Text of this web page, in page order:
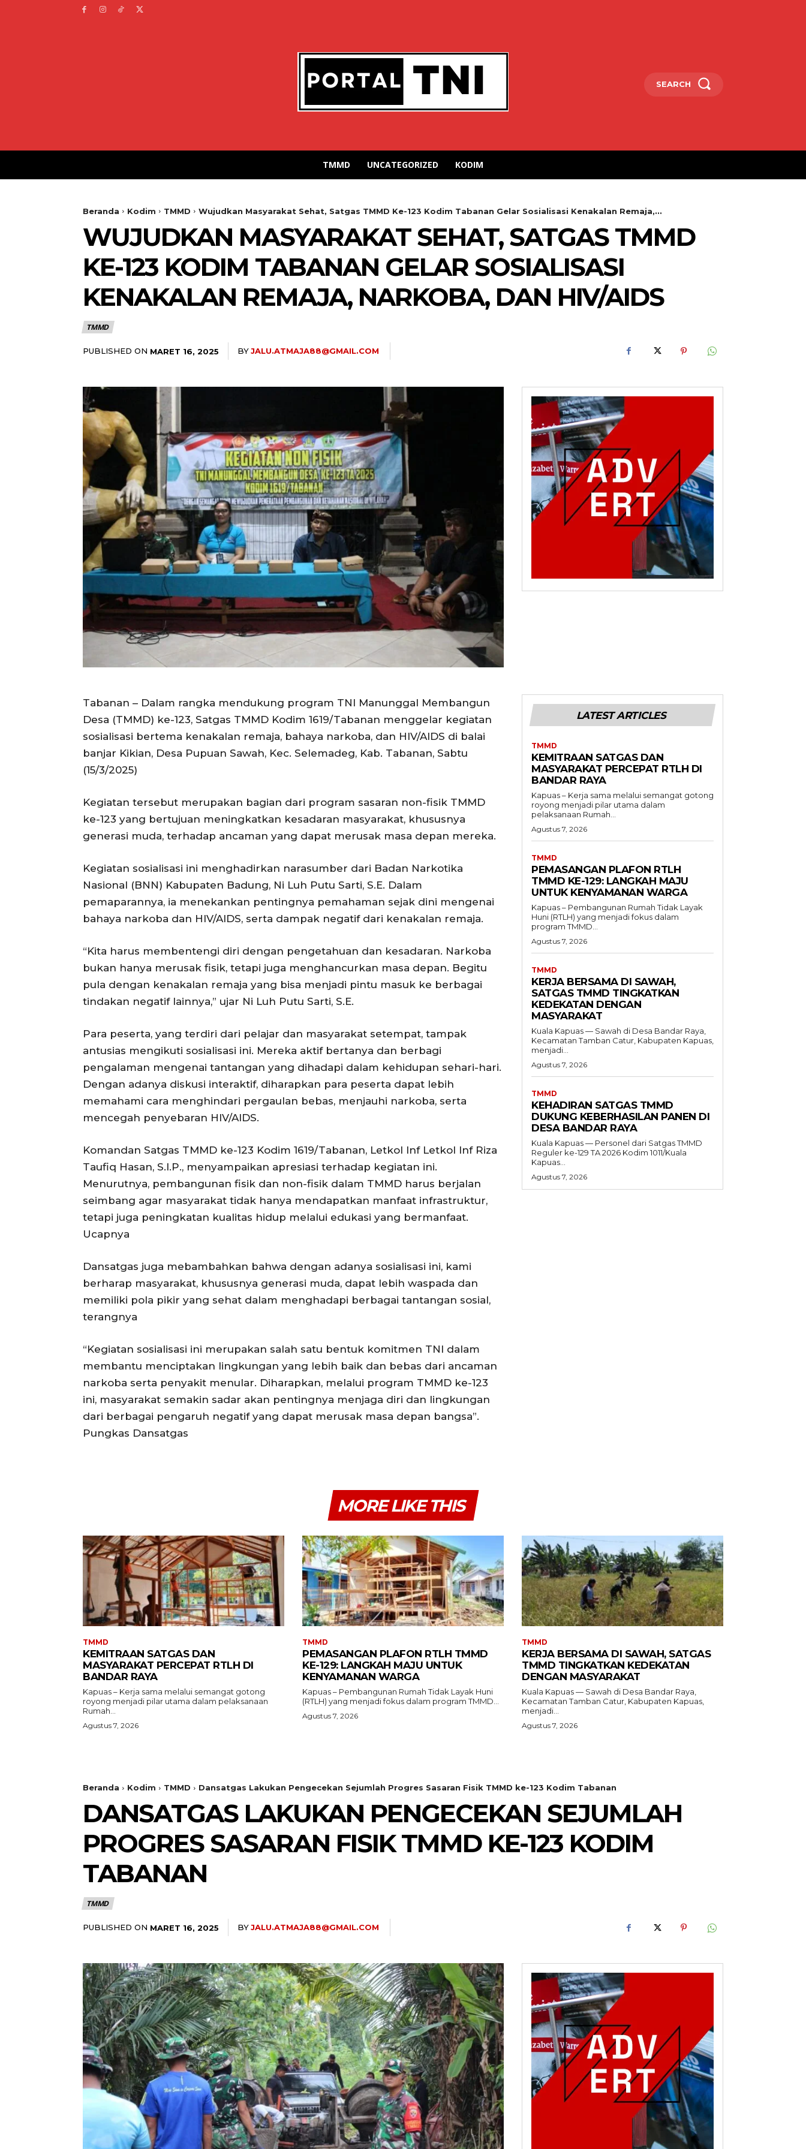
SEARCH
TMMD UNCATEGORIZED KODIM
Beranda Kodim TMMD Wujudkan Masyarakat Sehat, Satgas TMMD Ke-123 Kodim Tabanan Gelar Sosialisasi Kenakalan Remaja,...
WUJUDKAN MASYARAKAT SEHAT, SATGAS TMMD
KE-123 KODIM TABANAN GELAR SOSIALISASI
KENAKALAN REMAJA, NARKOBA, DAN HIV/AIDS
TMMD
PUBLISHED ON MARET 16, 2025 BYJALU.ATMAJA88@GMAIL.COM
Tabanan – Dalam rangka mendukung program TNI Manunggal Membangun
Desa (TMMD) ke-123, Satgas TMMD Kodim 1619/Tabanan menggelar kegiatan
sosialisasi bertema kenakalan remaja, bahaya narkoba, dan HIV/AIDS di balai
banjar Kikian, Desa Pupuan Sawah, Kec. Selemadeg, Kab. Tabanan, Sabtu
(15/3/2025)
Kegiatan tersebut merupakan bagian dari program sasaran non-fisik TMMD
ke-123 yang bertujuan meningkatkan kesadaran masyarakat, khususnya
generasi muda, terhadap ancaman yang dapat merusak masa depan mereka.
Kegiatan sosialisasi ini menghadirkan narasumber dari Badan Narkotika
Nasional (BNN) Kabupaten Badung, Ni Luh Putu Sarti, S.E. Dalam
pemaparannya, ia menekankan pentingnya pemahaman sejak dini mengenai
bahaya narkoba dan HIV/AIDS, serta dampak negatif dari kenakalan remaja.
“Kita harus membentengi diri dengan pengetahuan dan kesadaran. Narkoba
bukan hanya merusak fisik, tetapi juga menghancurkan masa depan. Begitu
pula dengan kenakalan remaja yang bisa menjadi pintu masuk ke berbagai
tindakan negatif lainnya,” ujar Ni Luh Putu Sarti, S.E.
Para peserta, yang terdiri dari pelajar dan masyarakat setempat, tampak
antusias mengikuti sosialisasi ini. Mereka aktif bertanya dan berbagi
pengalaman mengenai tantangan yang dihadapi dalam kehidupan sehari-hari.
Dengan adanya diskusi interaktif, diharapkan para peserta dapat lebih
memahami cara menghindari pergaulan bebas, menjauhi narkoba, serta
mencegah penyebaran HIV/AIDS.
Komandan Satgas TMMD ke-123 Kodim 1619/Tabanan, Letkol Inf Letkol Inf Riza
Taufiq Hasan, S.I.P., menyampaikan apresiasi terhadap kegiatan ini.
Menurutnya, pembangunan fisik dan non-fisik dalam TMMD harus berjalan
seimbang agar masyarakat tidak hanya mendapatkan manfaat infrastruktur,
tetapi juga peningkatan kualitas hidup melalui edukasi yang bermanfaat.
Ucapnya
Dansatgas juga mebambahkan bahwa dengan adanya sosialisasi ini, kami
berharap masyarakat, khususnya generasi muda, dapat lebih waspada dan
memiliki pola pikir yang sehat dalam menghadapi berbagai tantangan sosial,
terangnya
“Kegiatan sosialisasi ini merupakan salah satu bentuk komitmen TNI dalam
membantu menciptakan lingkungan yang lebih baik dan bebas dari ancaman
narkoba serta penyakit menular. Diharapkan, melalui program TMMD ke-123
ini, masyarakat semakin sadar akan pentingnya menjaga diri dan lingkungan
dari berbagai pengaruh negatif yang dapat merusak masa depan bangsa”.
Pungkas Dansatgas
LATEST ARTICLES
TMMD
KEMITRAAN SATGAS DAN
MASYARAKAT PERCEPAT RTLH DI
BANDAR RAYA
Kapuas – Kerja sama melalui semangat gotong
royong menjadi pilar utama dalam
pelaksanaan Rumah...
Agustus 7, 2026
TMMD
PEMASANGAN PLAFON RTLH
TMMD KE-129: LANGKAH MAJU
UNTUK KENYAMANAN WARGA
Kapuas – Pembangunan Rumah Tidak Layak
Huni (RTLH) yang menjadi fokus dalam
program TMMD...
Agustus 7, 2026
TMMD
KERJA BERSAMA DI SAWAH,
SATGAS TMMD TINGKATKAN
KEDEKATAN DENGAN
MASYARAKAT
Kuala Kapuas — Sawah di Desa Bandar Raya,
Kecamatan Tamban Catur, Kabupaten Kapuas,
menjadi...
Agustus 7, 2026
TMMD
KEHADIRAN SATGAS TMMD
DUKUNG KEBERHASILAN PANEN DI
DESA BANDAR RAYA
Kuala Kapuas — Personel dari Satgas TMMD
Reguler ke-129 TA 2026 Kodim 1011/Kuala
Kapuas...
Agustus 7, 2026
MORE LIKE THIS
TMMD
KEMITRAAN SATGAS DAN
MASYARAKAT PERCEPAT RTLH DI
BANDAR RAYA
Kapuas – Kerja sama melalui semangat gotong
royong menjadi pilar utama dalam pelaksanaan
Rumah...
Agustus 7, 2026
TMMD
PEMASANGAN PLAFON RTLH TMMD
KE-129: LANGKAH MAJU UNTUK
KENYAMANAN WARGA
Kapuas – Pembangunan Rumah Tidak Layak Huni
(RTLH) yang menjadi fokus dalam program TMMD...
Agustus 7, 2026
TMMD
KERJA BERSAMA DI SAWAH, SATGAS
TMMD TINGKATKAN KEDEKATAN
DENGAN MASYARAKAT
Kuala Kapuas — Sawah di Desa Bandar Raya,
Kecamatan Tamban Catur, Kabupaten Kapuas,
menjadi...
Agustus 7, 2026